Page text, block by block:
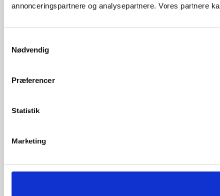
annonceringspartnere og analysepartnere. Vores partnere
Nødvendig
Præferencer
Statistik
Marketing